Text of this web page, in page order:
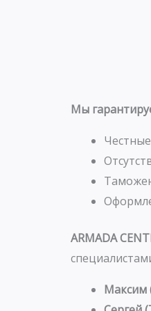
Мы
ARMADA
Максим